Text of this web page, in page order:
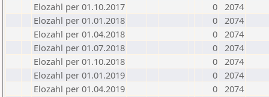
Elozahl per 01.10.2017
0 2074
Elozahl per 01.01.2018
0 2074
Elozahl per 01.04.2018
0 2074
Elozahl per 01.07.2018
0 2074
Elozahl per 01.10.2018
0 2074
Elozahl per 01.01.2019
0 2074
Elozahl per 01.04.2019
0 2074